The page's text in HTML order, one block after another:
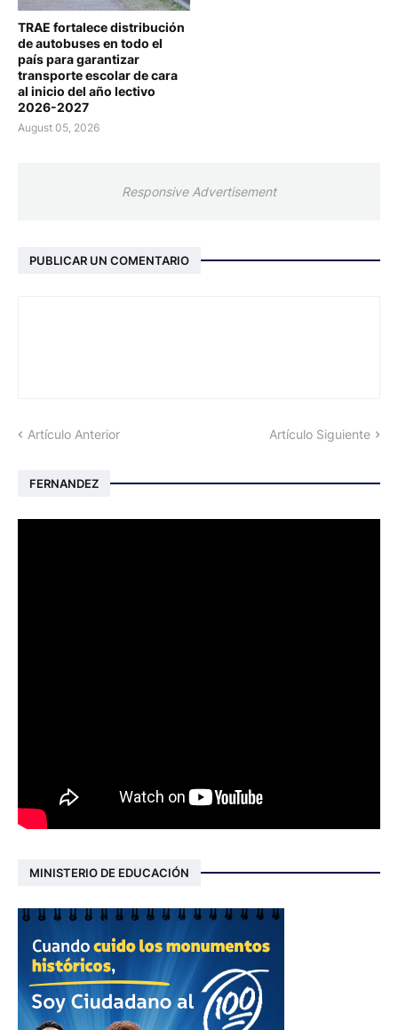
TRAE fortalece distribución
de autobuses en todo el
país para garantizar
transporte escolar de cara
al inicio del año lectivo
2026-2027
August 05, 2026
Responsive Advertisement
PUBLICAR UN COMENTARIO
Artículo Anterior Artículo Siguiente
FERNANDEZ
MINISTERIO DE EDUCACIÓN